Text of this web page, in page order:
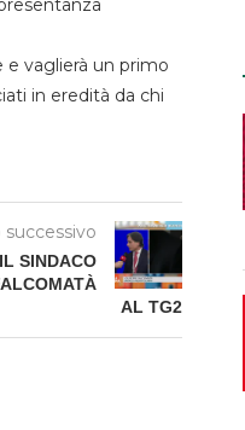
vaglierà un primo
in eredità da chi
SINDACO
AL TG2